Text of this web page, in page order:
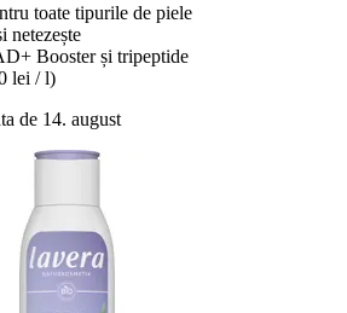
toate tipurile de piele
netezește
Booster și tripeptide
lei / l)
de 14. august